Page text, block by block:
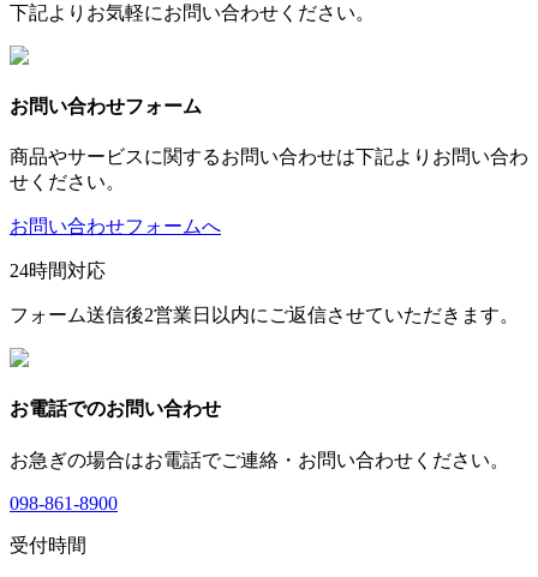
下記よりお気軽にお問い合わせください。
お問い合わせフォーム
商品やサービスに関するお問い合わせは下記よりお問い合わ
せください。
お問い合わせフォームへ
24時間対応
フォーム送信後2営業日以内にご返信させていただきます。
お電話でのお問い合わせ
お急ぎの場合はお電話でご連絡・お問い合わせください。
098-861-8900
受付時間